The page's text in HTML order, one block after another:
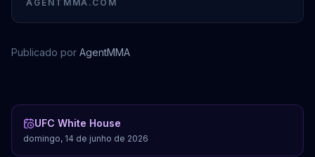
AGENTMMA.COM
Publicado por AgentMMA
UFC White House
domingo, 14 de junho de 2026